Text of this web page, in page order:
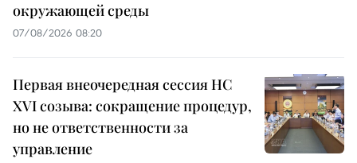
окружающей среды
07/08/2026 08:20
Первая внеочередная сессия НС
XVI созыва: сокращение процедур,
но не ответственности за
управление